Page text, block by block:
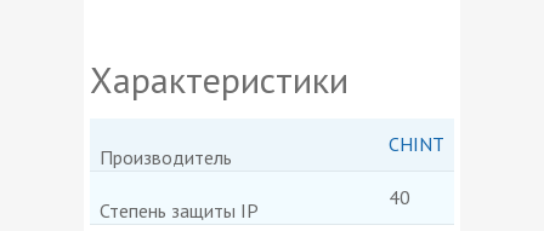
Характеристики
Производитель
CHINT
Степень защиты IP
40